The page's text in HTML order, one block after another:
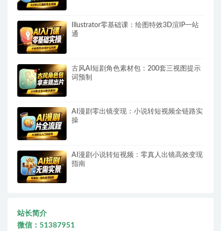
Illustrator零基础课：绘图特效3D渲IP一站
通
古风AI短剧角色素材包：200套三视图提示
词预制
AI漫剧零出镜变现：小说转短视频全链路实
操
AI漫剧小说转短视频：零真人出镜高效变现
指南
站长简介
微信：51387951